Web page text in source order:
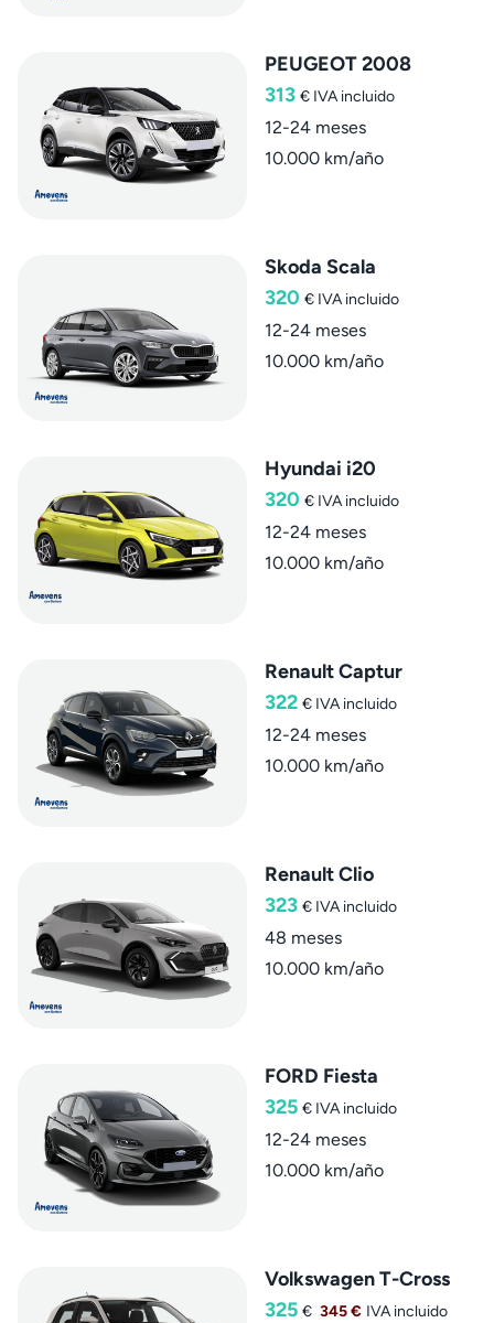
PEUGEOT 2008
313 € IVA incluido
12-24 meses
10.000 km/año
Skoda Scala
320 € IVA incluido
12-24 meses
10.000 km/año
Hyundai i20
320 € IVA incluido
12-24 meses
10.000 km/año
Renault Captur
322 € IVA incluido
12-24 meses
10.000 km/año
Renault Clio
323 € IVA incluido
48 meses
10.000 km/año
FORD Fiesta
325 € IVA incluido
12-24 meses
10.000 km/año
Volkswagen T-Cross
325 € 345 € IVA incluido